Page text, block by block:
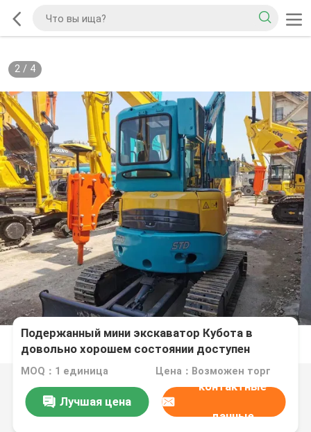
2/ 4
Подержанный мини экскаватор Кубота в
довольно хорошем состоянии доступен
сейчас
MOQ：1 единица Цена：Возможен торг
Лучшая цена
контактные
данные